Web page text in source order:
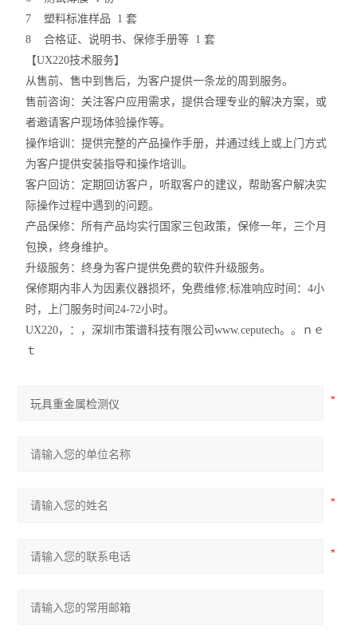
7 塑料标准样品 1 套
8 合格证、说明书、保修手册等 1 套
【UX220技术服务】
从售前、售中到售后，为客户提供一条龙的周到服务。
售前咨询：关注客户应用需求，提供合理专业的解决方案，或
者邀请客户现场体验操作等。
操作培训：提供完整的产品操作手册，并通过线上或上门方式
为客户提供安装指导和操作培训。
客户回访：定期回访客户，听取客户的建议，帮助客户解决实
际操作过程中遇到的问题。
产品保修：所有产品均实行国家三包政策，保修一年，三个月
包换，终身维护。
升级服务：终身为客户提供免费的软件升级服务。
保修期内非人为因素仪器损坏，免费维修;标准响应时间：4小
时，上门服务时间24-72小时。
UX220，：，深圳市策谱科技有限公司www.ceputech。。ｎｅ
ｔ